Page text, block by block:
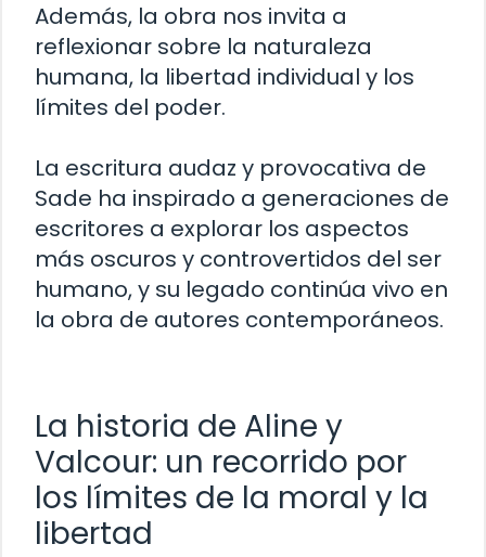
Además, la obra nos invita a
reflexionar sobre la naturaleza
humana, la libertad individual y los
límites del poder.
La escritura audaz y provocativa de
Sade ha inspirado a generaciones de
escritores a explorar los aspectos
más oscuros y controvertidos del ser
humano, y su legado continúa vivo en
la obra de autores contemporáneos.
La historia de Aline y
Valcour: un recorrido por
los límites de la moral y la
libertad